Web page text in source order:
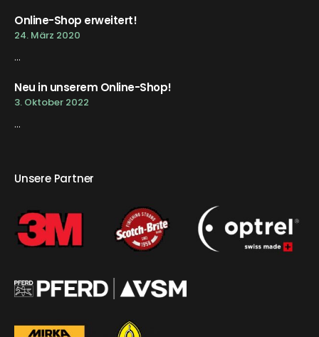
Online-Shop erweitert!
24. März 2020
...
Neu in unserem Online-Shop!
3. Oktober 2022
...
Unsere Partner